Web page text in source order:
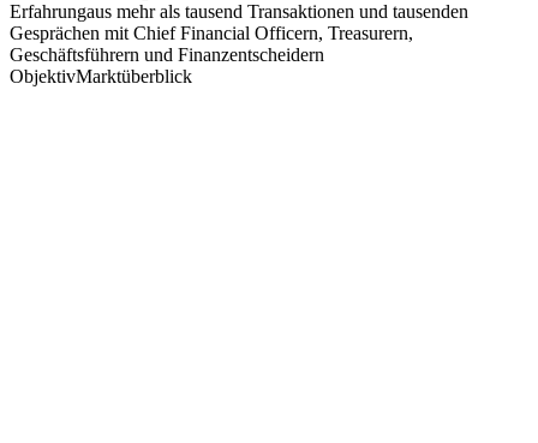
Erfahrungaus mehr als tausend Transaktionen und tausenden
Gesprächen mit Chief Financial Officern, Treasurern,
Geschäftsführern und Finanzentscheidern
ObjektivMarktüberblick